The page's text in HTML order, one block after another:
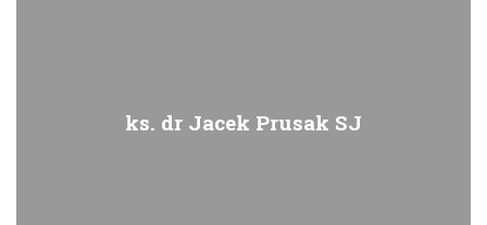
ks. dr Jacek Prusak SJ